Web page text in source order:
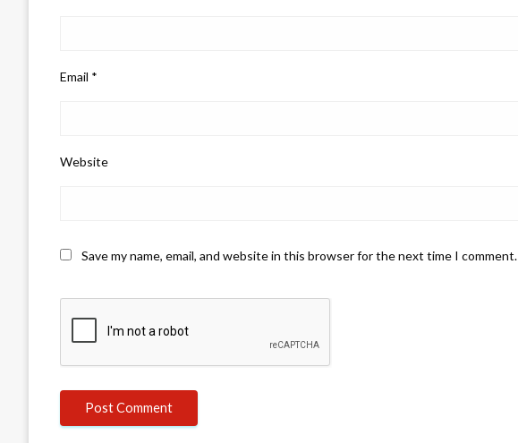
Email *
Website
Save my name, email, and website in this browser for the next time I comment.